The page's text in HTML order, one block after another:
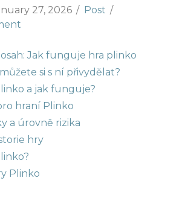
27, 2026
Post
Jak funguje hra plinko
si s ní přivydělat?
a jak funguje?
hraní Plinko
a úrovně rizika
hry
Plinko